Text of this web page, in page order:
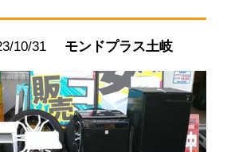
10/31 モンドプラス土岐